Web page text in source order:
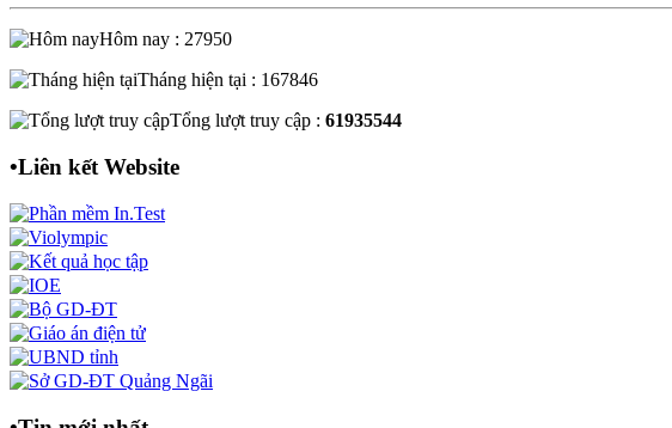
Hôm nay : 27950
Tháng hiện tại : 167846
Tổng lượt truy cập : 61935544
•Liên kết Website